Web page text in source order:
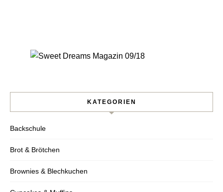
KATEGORIEN
Backschule
Brot & Brötchen
Brownies & Blechkuchen